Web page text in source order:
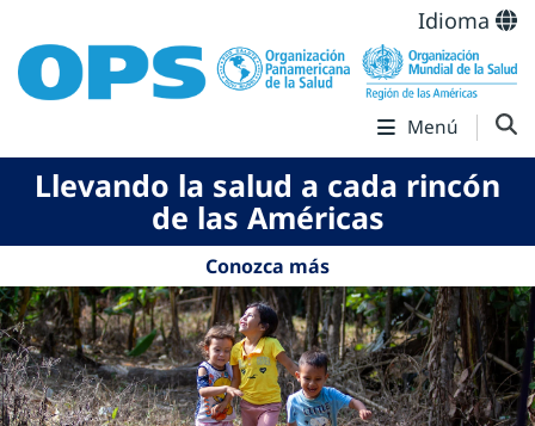
Idioma
Menú
Llevando la salud a cada rincón
de las Américas
Conozca más